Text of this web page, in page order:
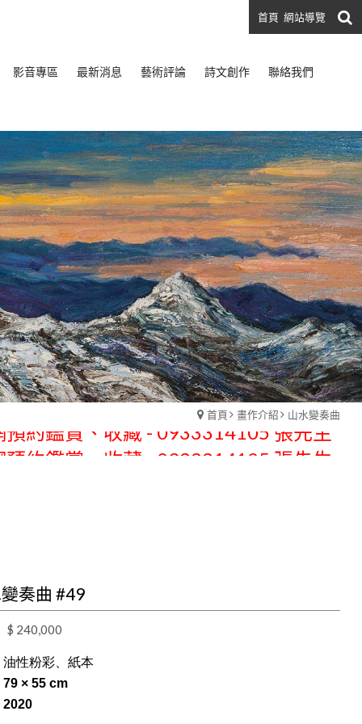
首頁 網站導覽
影音專區 最新消息 藝術評論 詩文創作 聯絡我們
首頁 畫作介紹 山水變奏曲
預約鑑賞、收藏 - 0933314105 張先生
預約鑑賞、收藏 - 0933314105 張先生
奏曲 #49
$ 240,000
油性粉彩、紙本
79 × 55 cm
2020